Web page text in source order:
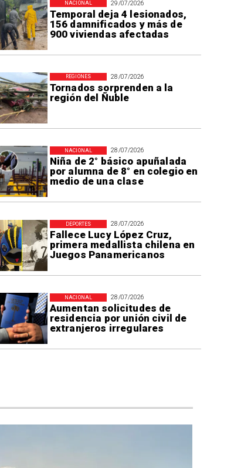
29/07/2026
Temporal deja 4 lesionados,
156 damnificados y más de
900 viviendas afectadas
NACIONAL
28/07/2026
Tornados sorprenden a la
región del Ñuble
REGIONES
28/07/2026
Niña de 2° básico apuñalada
por alumna de 8° en colegio en
medio de una clase
NACIONAL
28/07/2026
Fallece Lucy López Cruz,
primera medallista chilena en
Juegos Panamericanos
DEPORTES
28/07/2026
Aumentan solicitudes de
residencia por unión civil de
extranjeros irregulares
NACIONAL